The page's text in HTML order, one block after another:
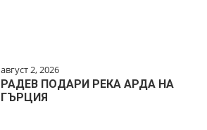
август 2, 2026
РАДЕВ ПОДАРИ РЕКА АРДА НА
ГЪРЦИЯ